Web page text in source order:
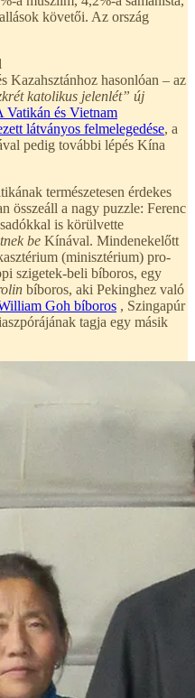
követői. Az ország
Kazahsztánhoz hasonlóan – az
katolikus jelenlét” új
Vatikán és Vietnam
látványos felmelegedése, a
pedig további lépés Kína
természetesen érdekes
összeáll a nagy puzzle: Ferenc
is körülvette
be Kínával. Mindenekelőtt
(minisztérium) pro-
szigetek-beli bíboros, egy
bíboros, aki Pekinghez való
Goh bíboros , Szingapúr
tagja egy másik